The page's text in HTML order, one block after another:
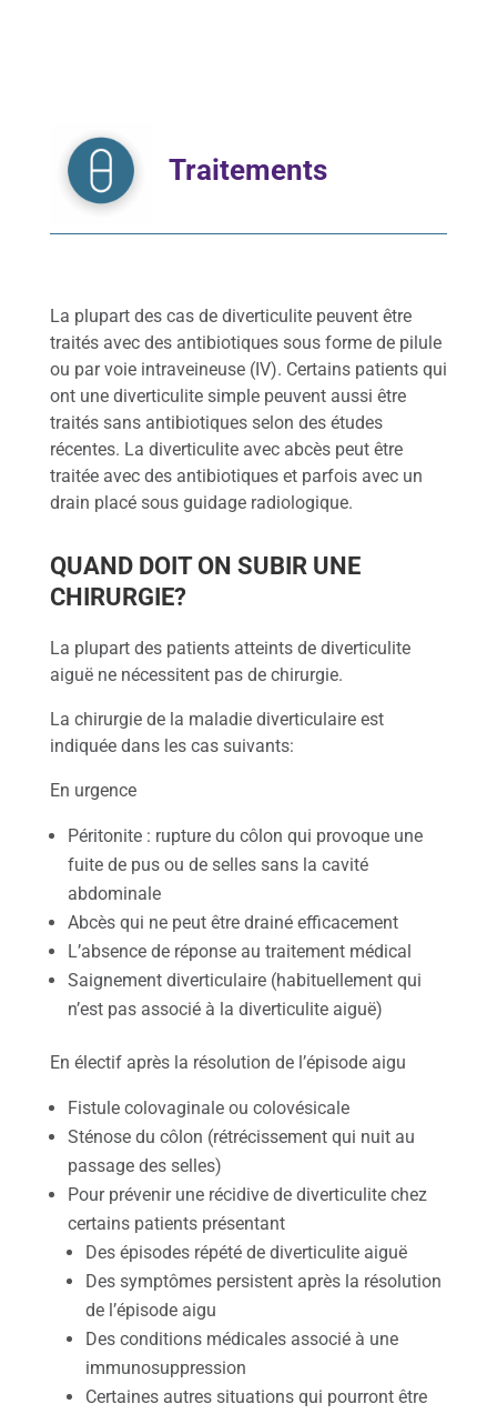
Traitements
La plupart des cas de diverticulite peuvent être
traités avec des antibiotiques sous forme de pilule
ou par voie intraveineuse (IV). Certains patients qui
ont une diverticulite simple peuvent aussi être
traités sans antibiotiques selon des études
récentes. La diverticulite avec abcès peut être
traitée avec des antibiotiques et parfois avec un
drain placé sous guidage radiologique.
QUAND DOIT ON SUBIR UNE
CHIRURGIE?
La plupart des patients atteints de diverticulite
aiguë ne nécessitent pas de chirurgie.
La chirurgie de la maladie diverticulaire est
indiquée dans les cas suivants:
En urgence
Péritonite : rupture du côlon qui provoque une
fuite de pus ou de selles sans la cavité
abdominale
Abcès qui ne peut être drainé efficacement
L’absence de réponse au traitement médical
Saignement diverticulaire (habituellement qui
n’est pas associé à la diverticulite aiguë)
En électif après la résolution de l’épisode aigu
Fistule colovaginale ou colovésicale
Sténose du côlon (rétrécissement qui nuit au
passage des selles)
Pour prévenir une récidive de diverticulite chez
certains patients présentant
Des épisodes répété de diverticulite aiguë
Des symptômes persistent après la résolution
de l’épisode aigu
Des conditions médicales associé à une
immunosuppression
Certaines autres situations qui pourront être